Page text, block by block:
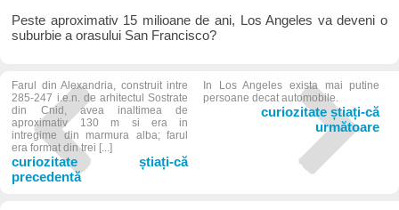
Peste aproximativ 15 milioane de ani, Los Angeles va deveni o
suburbie a orasului San Francisco?
Farul din Alexandria, construit intre
285-247 i.e.n. de arhitectul Sostrate
din Cnid, avea inaltimea de
aproximativ 130 m si era in
intregime din marmura alba; farul
era format din trei [...]
curiozitate știați-că
precedentă
In Los Angeles exista mai putine
persoane decat automobile.
curiozitate știați-că
următoare